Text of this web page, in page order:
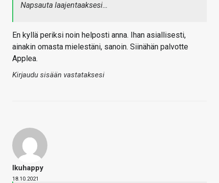
Napsauta laajentaaksesi…
En kyllä periksi noin helposti anna. Ihan asiallisesti,
ainakin omasta mielestäni, sanoin. Siinähän palvotte
Applea.
Kirjaudu sisään vastataksesi
Ikuhappy
18.10.2021